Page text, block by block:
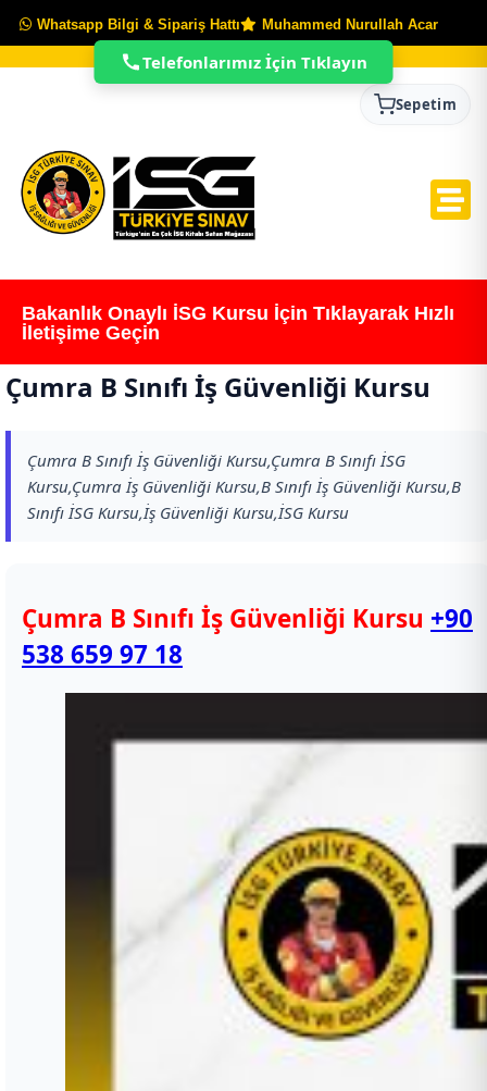
Whatsapp Bilgi & Sipariş Hattı Muhammed Nurullah Acar
Sepetim
Bakanlık Onaylı İSG Kursu İçin Tıklayarak Hızlı
İletişime Geçin
Çumra B Sınıfı İş Güvenliği Kursu
Çumra B Sınıfı İş Güvenliği Kursu,Çumra B Sınıfı İSG
Kursu,Çumra İş Güvenliği Kursu,B Sınıfı İş Güvenliği Kursu,B
Sınıfı İSG Kursu,İş Güvenliği Kursu,İSG Kursu
Çumra B Sınıfı İş Güvenliği Kursu +90
538 659 97 18
Telefonlarımız İçin Tıklayın